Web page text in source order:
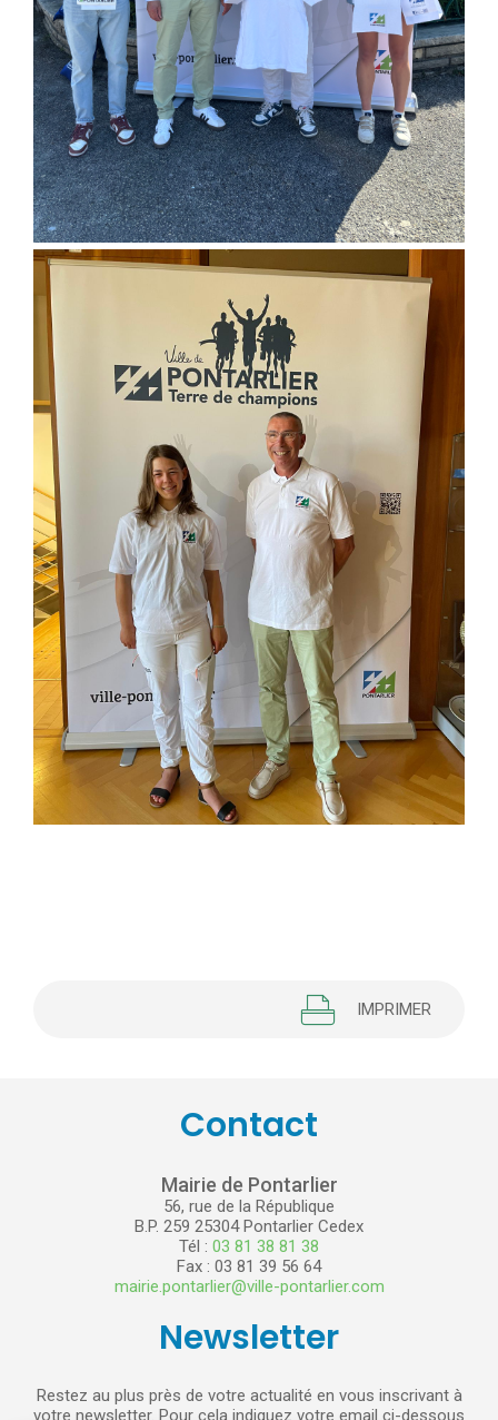
IMPRIMER
Contact
Mairie de Pontarlier
56, rue de la République
B.P. 259 25304 Pontarlier Cedex
Tél : 03 81 38 81 38
Fax : 03 81 39 56 64
mairie.pontarlier@ville-pontarlier.com
Newsletter
Restez au plus près de votre actualité en vous inscrivant à
votre newsletter. Pour cela indiquez votre email ci-dessous